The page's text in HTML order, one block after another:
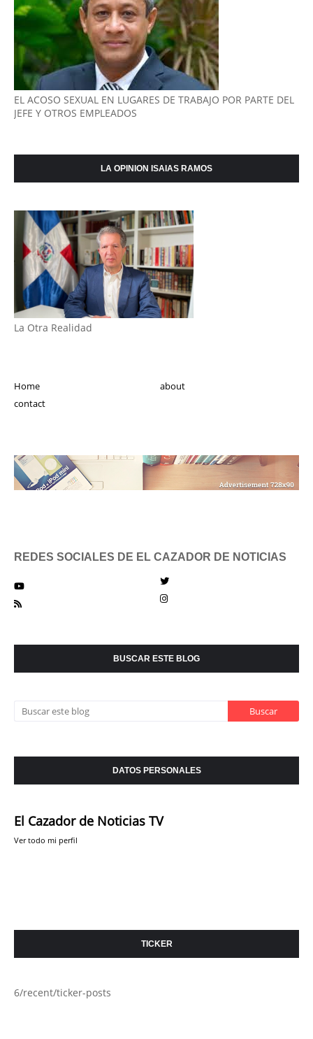
EL ACOSO SEXUAL EN LUGARES DE TRABAJO POR PARTE DEL
JEFE Y OTROS EMPLEADOS
LA OPINION ISAIAS RAMOS
La Otra Realidad
Home
about
contact
REDES SOCIALES DE EL CAZADOR DE NOTICIAS
BUSCAR ESTE BLOG
DATOS PERSONALES
El Cazador de Noticias TV
Ver todo mi perfil
TICKER
6/recent/ticker-posts